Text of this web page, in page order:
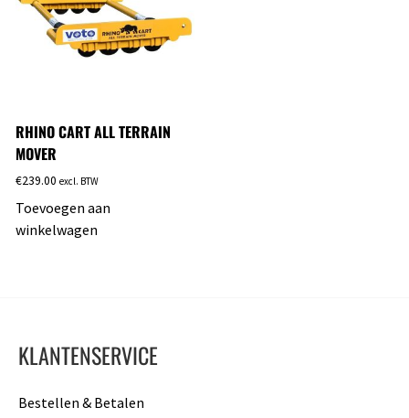
RHINO CART ALL TERRAIN
MOVER
€239.00 excl. BTW
Toevoegen aan
winkelwagen
KLANTENSERVICE
Bestellen & Betalen